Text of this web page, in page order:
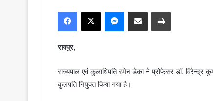
Facebook
X Messenger
Share via Email Print
रायपुर,
राज्यपाल एवं कुलाधिपति रमेन डेका ने प्रोफेसर डॉ. विरेन्द्र
कुलपति नियुक्त किया गया है।